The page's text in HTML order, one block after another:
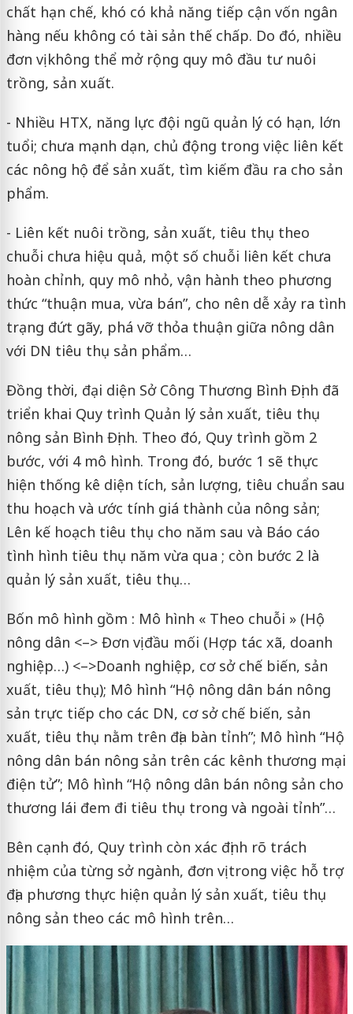
chất hạn chế, khó có khả năng tiếp cận vốn ngân
hàng nếu không có tài sản thế chấp. Do đó, nhiều
đơn vị không thể mở rộng quy mô đầu tư nuôi
trồng, sản xuất.
- Nhiều HTX, năng lực đội ngũ quản lý có hạn, lớn
tuổi; chưa mạnh dạn, chủ động trong việc liên kết
các nông hộ để sản xuất, tìm kiếm đầu ra cho sản
phẩm.
- Liên kết nuôi trồng, sản xuất, tiêu thụ theo
chuỗi chưa hiệu quả, một số chuỗi liên kết chưa
hoàn chỉnh, quy mô nhỏ, vận hành theo phương
thức “thuận mua, vừa bán”, cho nên dễ xảy ra tình
trạng đứt gãy, phá vỡ thỏa thuận giữa nông dân
với DN tiêu thụ sản phẩm…
Đồng thời, đại diện Sở Công Thương Bình Định đã
triển khai Quy trình Quản lý sản xuất, tiêu thụ
nông sản Bình Định. Theo đó, Quy trình gồm 2
bước, với 4 mô hình. Trong đó, bước 1 sẽ thực
hiện thống kê diện tích, sản lượng, tiêu chuẩn sau
thu hoạch và ước tính giá thành của nông sản;
Lên kế hoạch tiêu thụ cho năm sau và Báo cáo
tình hình tiêu thụ năm vừa qua ; còn bước 2 là
quản lý sản xuất, tiêu thụ…
Bốn mô hình gồm : Mô hình « Theo chuỗi » (Hộ
nông dân <–> Đơn vị đầu mối (Hợp tác xã, doanh
nghiệp…) <–>Doanh nghiệp, cơ sở chế biến, sản
xuất, tiêu thụ); Mô hình “Hộ nông dân bán nông
sản trực tiếp cho các DN, cơ sở chế biến, sản
xuất, tiêu thụ nằm trên địa bàn tỉnh”; Mô hình “Hộ
nông dân bán nông sản trên các kênh thương mại
điện tử”; Mô hình “Hộ nông dân bán nông sản cho
thương lái đem đi tiêu thụ trong và ngoài tỉnh”…
Bên cạnh đó, Quy trình còn xác định rõ trách
nhiệm của từng sở ngành, đơn vị trong việc hỗ trợ
địa phương thực hiện quản lý sản xuất, tiêu thụ
nông sản theo các mô hình trên…